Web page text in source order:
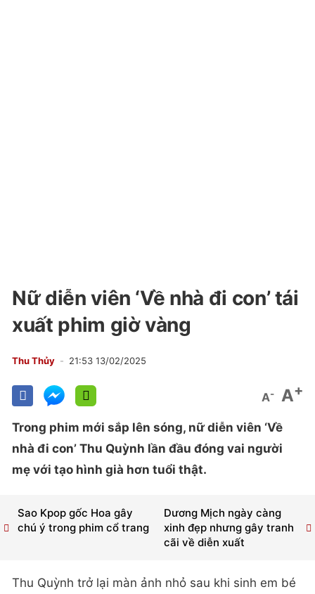
Nữ diễn viên ‘Về nhà đi con’ tái
xuất phim giờ vàng
Thu Thủy 21:53 13/02/2025
A- A+
Trong phim mới sắp lên sóng, nữ diễn viên ‘Về
nhà đi con’ Thu Quỳnh lần đầu đóng vai người
mẹ với tạo hình già hơn tuổi thật.
Dương Mịch ngày càng
xinh đẹp nhưng gây tranh
cãi về diễn xuất
Sao Kpop gốc Hoa gây
chú ý trong phim cổ trang
Thu Quỳnh trở lại màn ảnh nhỏ sau khi sinh em bé